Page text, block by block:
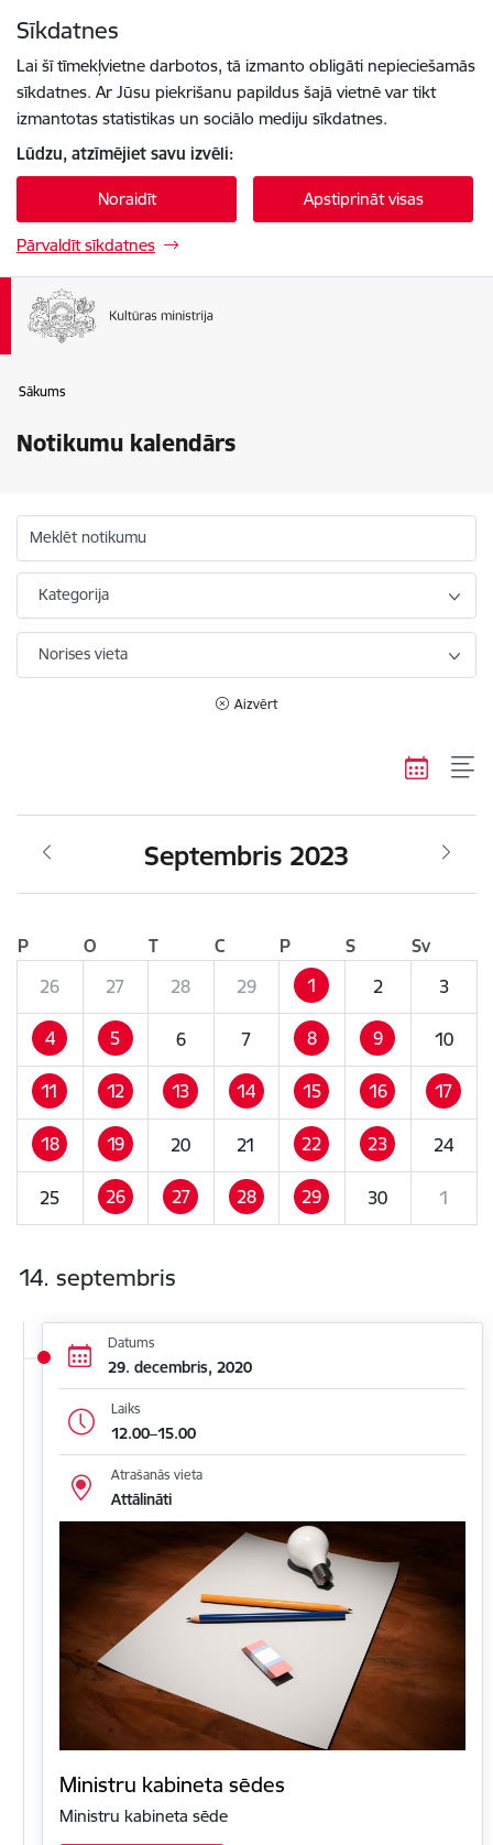
Sīkdatnes
Lai šī tīmekļvietne darbotos, tā izmanto obligāti nepieciešamās
sīkdatnes. Ar Jūsu piekrišanu papildus šajā vietnē var tikt
izmantotas statistikas un sociālo mediju sīkdatnes.
Lūdzu, atzīmējiet savu izvēli:
Noraidīt Apstiprināt visas
Pārvaldīt sīkdatnes
Sākums
Notikumu kalendārs
Meklēt notikumu
Kategorija
Norises vieta
Aizvērt
Septembris 2023
P O T C P S
Sv
26
27 28 29 1 2 3
4 5 6 7 8 9 10
11 12 13 14 15 16 17
18 19 20 21 22 23 24
25 26 27 28 29 30 1
14. septembris
Datums
29. decembris, 2020
Laiks
12.00–15.00
Atrašanās vieta
Attālināti
Ministru kabineta sēdes
Ministru kabineta sēde